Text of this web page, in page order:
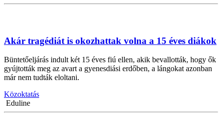
Akár tragédiát is okozhattak volna a 15 éves diákok
Büntetőeljárás indult két 15 éves fiú ellen, akik bevallották, hogy ők
gyújtották meg az avart a gyenesdiási erdőben, a lángokat azonban
már nem tudták eloltani.
Közoktatás
Eduline